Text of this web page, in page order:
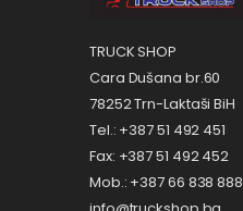
TRUCK SHOP
Cara Dušana br.60
78252 Trn-Laktaši BiH
Tel.: +387 51 492 451
Fax: +387 51 492 452
Mob.: +387 66 838 888